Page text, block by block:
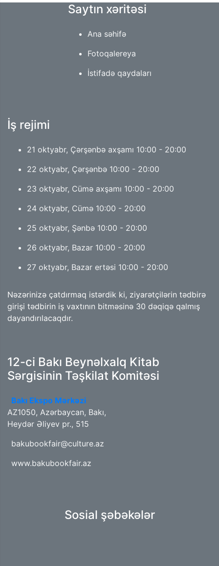
Saytın xəritəsi
Ana səhifə
Fotoqalereya
İstifadə qaydaları
İş rejimi
21 oktyabr, Çərşənbə axşamı 10:00 - 20:00
22 oktyabr, Çərşənbə 10:00 - 20:00
23 oktyabr, Cümə axşamı 10:00 - 20:00
24 oktyabr, Cümə 10:00 - 20:00
25 oktyabr, Şənbə 10:00 - 20:00
26 oktyabr, Bazar 10:00 - 20:00
27 oktyabr, Bazar ertəsi 10:00 - 20:00
Nəzərinizə çatdırmaq istərdik ki, ziyarətçilərin tədbirə
girişi tədbirin iş vaxtının bitməsinə 30 dəqiqə qalmış
dayandırılacaqdır.
12-ci Bakı Beynəlxalq Kitab
Sərgisinin Təşkilat Komitəsi
Bakı Ekspo Mərkəzi
AZ1050, Azərbaycan, Bakı,
Heydər Əliyev pr., 515
bakubookfair@culture.az
www.bakubookfair.az
Sosial şəbəkələr